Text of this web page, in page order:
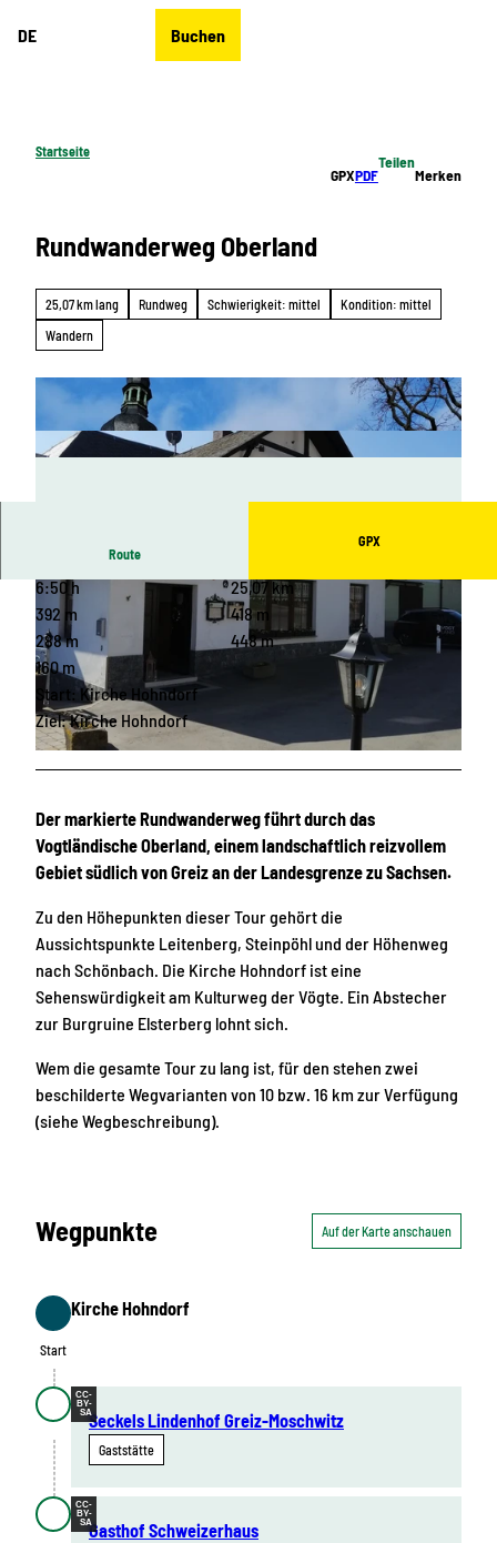
DE Buchen
Startseite
GPXPDF
Teilen
Merken
Rundwanderweg Oberland
25,07 km lang Rundweg Schwierigkeit: mittel
Kondition: mittel
Wandern
© Vogtland - Sinfonie der Natur |
Route
GPX
6:50 h
25,07 km
392 m
418 m
288 m
448 m
160 m
Start: Kirche Hohndorf
Ziel: Kirche Hohndorf
Der markierte Rundwanderweg führt durch das
Vogtländische Oberland, einem landschaftlich reizvollem
Gebiet südlich von Greiz an der Landesgrenze zu Sachsen.
Zu den Höhepunkten dieser Tour gehört die
Aussichtspunkte Leitenberg, Steinpöhl und der Höhenweg
nach Schönbach. Die Kirche Hohndorf ist eine
Sehenswürdigkeit am Kulturweg der Vögte. Ein Abstecher
zur Burgruine Elsterberg lohnt sich.
Wem die gesamte Tour zu lang ist, für den stehen zwei
beschilderte Wegvarianten von 10 bzw. 16 km zur Verfügung
(siehe Wegbeschreibung).
Wegpunkte Auf der Karte anschauen
Start
Start
Kirche Hohndorf
CC-
BY-
SASeckels Lindenhof Greiz-Moschwitz
Gaststätte
CC-
BY-
SAGasthof Schweizerhaus